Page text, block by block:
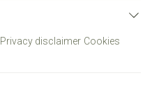
Privacy disclaimer Cookies